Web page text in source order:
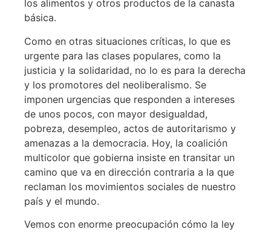
los alimentos y otros productos de la canasta
básica.
Como en otras situaciones críticas, lo que es
urgente para las clases populares, como la
justicia y la solidaridad, no lo es para la derecha
y los promotores del neoliberalismo. Se
imponen urgencias que responden a intereses
de unos pocos, con mayor desigualdad,
pobreza, desempleo, actos de autoritarismo y
amenazas a la democracia. Hoy, la coalición
multicolor que gobierna insiste en transitar un
camino que va en dirección contraria a la que
reclaman los movimientos sociales de nuestro
país y el mundo.
Vemos con enorme preocupación cómo la ley